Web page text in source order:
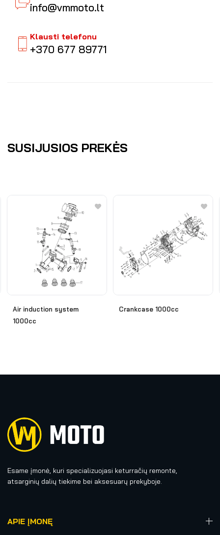
info@vmmoto.lt
Klausti telefonu
+370 677 89771
SUSIJUSIOS PREKĖS
Air induction system
1000cc
Crankcase 1000cc
Esame įmonė, kuri specializuojasi keturračių remonte,
atsarginių dalių tiekime bei aksesuarų prekyboje.
APIE ĮMONĘ